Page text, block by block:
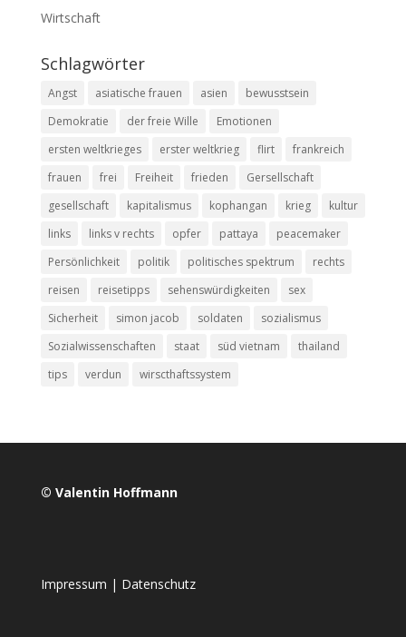
Wirtschaft
Schlagwörter
Angst asiatische frauen asien
bewusstsein
Demokratie
der freie Wille
Emotionen
ersten weltkrieges
erster weltkrieg flirt
frankreich
frauen
frei Freiheit frieden
Gersellschaft
gesellschaft
kapitalismus kophangan krieg
kultur
links
links v rechts opfer pattaya
peacemaker
Persönlichkeit
politik politisches spektrum
rechts
reisen
reisetipps sehenswürdigkeiten
sex
Sicherheit
simon jacob soldaten
sozialismus
Sozialwissenschaften
staat süd vietnam
thailand
tips
verdun wirscthaftssystem
© Valentin Hoffmann
Impressum | Datenschutz